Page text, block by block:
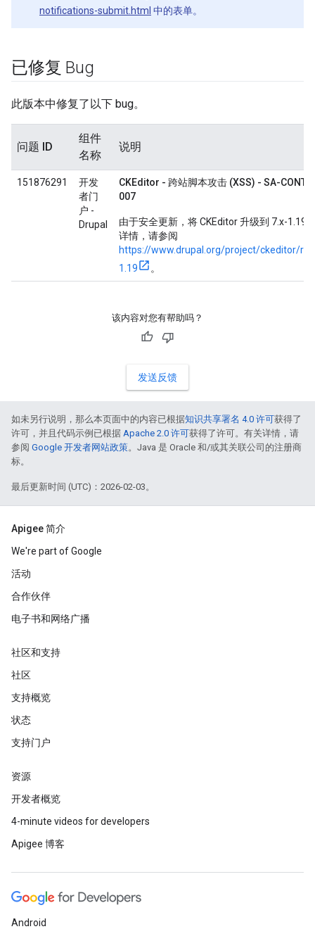
notifications-submit.html 中的表单。
已修复 Bug
此版本中修复了以下 bug。
问题 ID
组件
名称
说明
151876291
开发
者门
户 -
Drupal
CKEditor - 跨站脚本攻击 (XSS) - SA-
007
由于安全更新，将 CKEditor 升级到 7.x-1.19
详情，请参阅
https://www.drupal.org/project/ckeditor/
1.19
。
该内容对您有帮助吗？
发送反馈
如未另行说明，那么本页面中的内容已根据知识共享署名 4.0 许可获得了
许可，并且代码示例已根据 Apache 2.0 许可获得了许可。有关详情，请
参阅 Google 开发者网站政策。Java 是 Oracle 和/或其关联公司的注册商
标。
最后更新时间 (UTC)：2026-02-03。
Apigee 简介
We're part of Google
活动
合作伙伴
电子书和网络广播
社区和支持
社区
支持概览
状态
支持门户
资源
开发者概览
4-minute videos for developers
Apigee 博客
Android